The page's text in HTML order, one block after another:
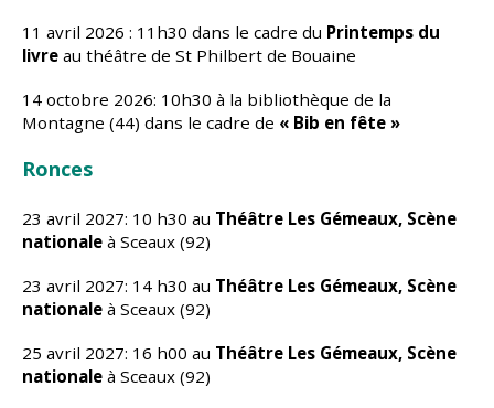
11 avril 2026 : 11h30 dans le cadre du Printemps du
livre au théâtre de St Philbert de Bouaine
14 octobre 2026: 10h30 à la bibliothèque de la
Montagne (44) dans le cadre de « Bib en fête »
Ronces
23 avril 2027: 10 h30 au Théâtre Les Gémeaux, Scène
nationale à Sceaux (92)
23 avril 2027: 14 h30 au Théâtre Les Gémeaux, Scène
nationale à Sceaux (92)
25 avril 2027: 16 h00 au Théâtre Les Gémeaux, Scène
nationale à Sceaux (92)